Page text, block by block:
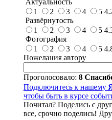
1
2 3 4 5
Развёрнутость
1
2 3 4 5
Фотография
1
2 3 4 5
Пожелания автору
Проголосовало: 8
Подключитесь к нашему
чтобы быть в курсе
Почитал? Поделись с
все, срочно поделись!